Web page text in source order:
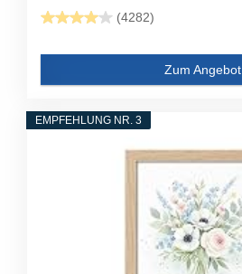
(4282)
Zum Angebot
EMPFEHLUNG NR. 3